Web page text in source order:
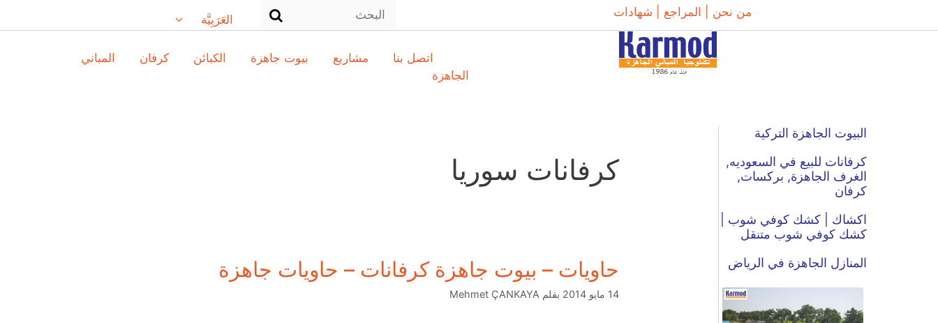
من نحن | المراجع | شهادات
العَرَبِيَّة
اتصل بنا مشاريع بيوت جاهزة الكبائن كرفان
المباني
الجاهزة
كرفانات سوريا
حاويات – بيوت جاهزة كرفانات – حاويات جاهزة
14 مايو 2014 بقلم Mehmet ÇANKAYA
البيوت الجاهزة التركية
كرفانات للبيع في السعوديه,
الغرف الجاهزة, بركسات,
كرفان
اكشاك | كشك كوفي شوب |
كشك كوفي شوب متنقل
المنازل الجاهزة في الرياض